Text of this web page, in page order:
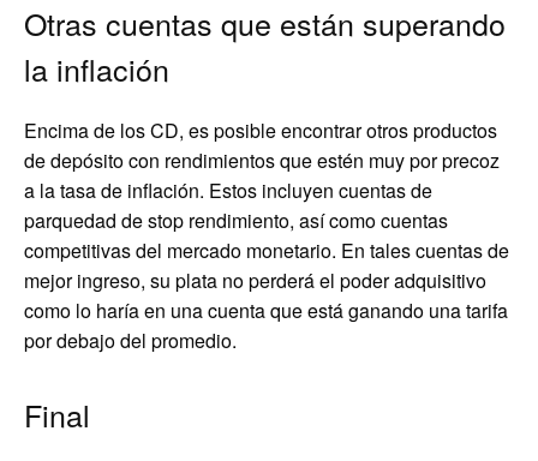
Otras cuentas que están superando
la inflación
Encima de los CD, es posible encontrar otros productos
de depósito con rendimientos que estén muy por precoz
a la tasa de inflación. Estos incluyen cuentas de
parquedad de stop rendimiento, así como cuentas
competitivas del mercado monetario. En tales cuentas de
mejor ingreso, su plata no perderá el poder adquisitivo
como lo haría en una cuenta que está ganando una tarifa
por debajo del promedio.
Final